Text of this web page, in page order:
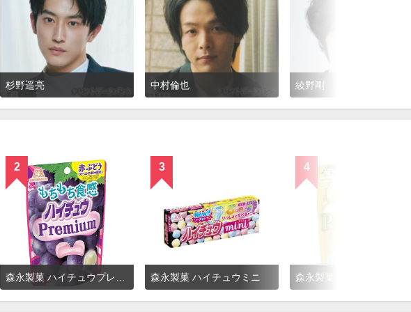
杉野遥亮 中村倫也 綾野剛
2 3
森永製菓 ハイチュウミニ
4